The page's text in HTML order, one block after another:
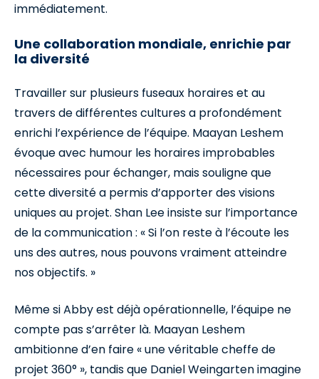
immédiatement.
Une collaboration mondiale, enrichie par
la diversité
Travailler sur plusieurs fuseaux horaires et au
travers de différentes cultures a profondément
enrichi l’expérience de l’équipe. Maayan Leshem
évoque avec humour les horaires improbables
nécessaires pour échanger, mais souligne que
cette diversité a permis d’apporter des visions
uniques au projet. Shan Lee insiste sur l’importance
de la communication : « Si l’on reste à l’écoute les
uns des autres, nous pouvons vraiment atteindre
nos objectifs. »
Même si Abby est déjà opérationnelle, l’équipe ne
compte pas s’arrêter là. Maayan Leshem
ambitionne d’en faire « une véritable cheffe de
projet 360° », tandis que Daniel Weingarten imagine